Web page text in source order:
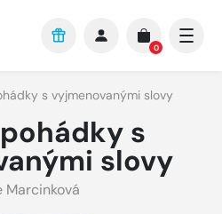
0
s vyjmenovanými slovy
s
slovy
Marcinková